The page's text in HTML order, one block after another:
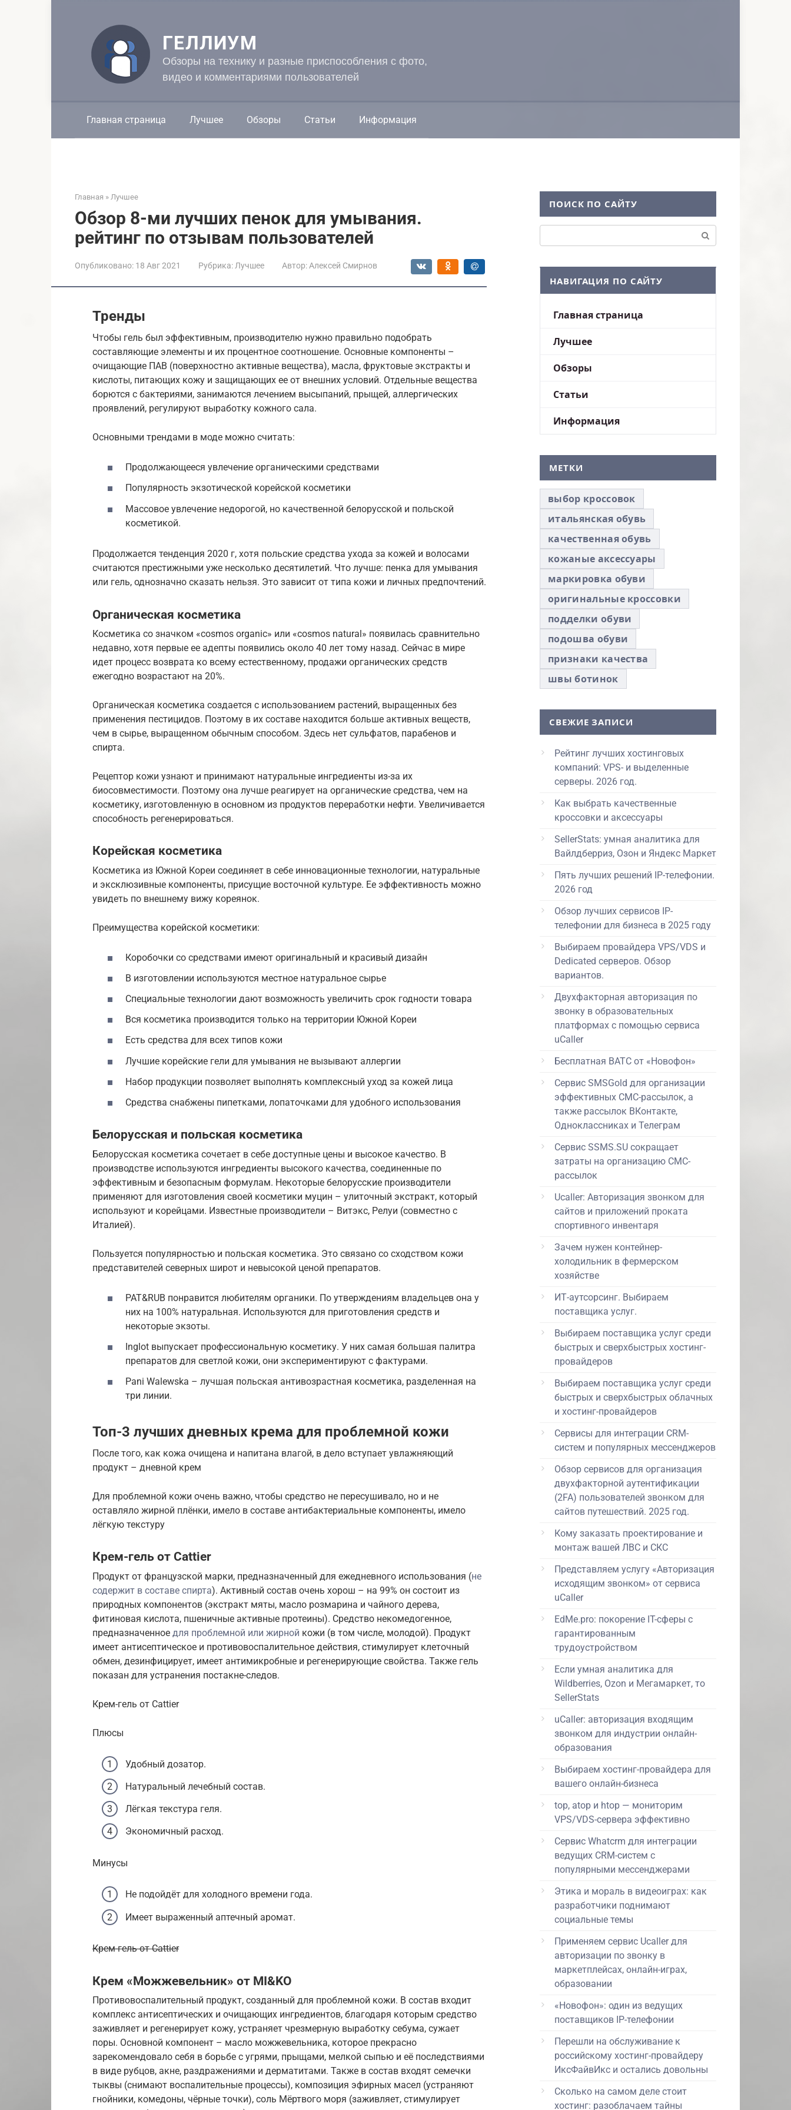
ГЕЛЛИУМ
Обзоры на технику и разные приспособления с фото,
видео и комментариями пользователей
Главная страница Лучшее Обзоры Статьи Информация
Главная » Лучшее
Обзор 8-ми лучших пенок для умывания.
рейтинг по отзывам пользователей
Опубликовано: 18 Авг 2021 Рубрика: Лучшее Автор: Алексей Смирнов
Тренды
Чтобы гель был эффективным, производителю нужно правильно подобрать
составляющие элементы и их процентное соотношение. Основные компоненты –
очищающие ПАВ (поверхностно активные вещества), масла, фруктовые экстракты и
кислоты, питающих кожу и защищающих ее от внешних условий. Отдельные вещества
борются с бактериями, занимаются лечением высыпаний, прыщей, аллергических
проявлений, регулируют выработку кожного сала.
Основными трендами в моде можно считать:
Продолжающееся увлечение органическими средствами
Популярность экзотической корейской косметики
Массовое увлечение недорогой, но качественной белорусской и польской
косметикой.
Продолжается тенденция 2020 г, хотя польские средства ухода за кожей и волосами
считаются престижными уже несколько десятилетий. Что лучше: пенка для умывания
или гель, однозначно сказать нельзя. Это зависит от типа кожи и личных предпочтений.
Органическая косметика
Косметика со значком «cosmos organic» или «cosmos natural» появилась сравнительно
недавно, хотя первые ее адепты появились около 40 лет тому назад. Сейчас в мире
идет процесс возврата ко всему естественному, продажи органических средств
ежегодно возрастают на 20%.
Органическая косметика создается с использованием растений, выращенных без
применения пестицидов. Поэтому в их составе находится больше активных веществ,
чем в сырье, выращенном обычным способом. Здесь нет сульфатов, парабенов и
спирта.
Рецептор кожи узнают и принимают натуральные ингредиенты из-за их
биосовместимости. Поэтому она лучше реагирует на органические средства, чем на
косметику, изготовленную в основном из продуктов переработки нефти. Увеличивается
способность регенерироваться.
Корейская косметика
Косметика из Южной Кореи соединяет в себе инновационные технологии, натуральные
и эксклюзивные компоненты, присущие восточной культуре. Ее эффективность можно
увидеть по внешнему вижу кореянок.
Преимущества корейской косметики:
Коробочки со средствами имеют оригинальный и красивый дизайн
В изготовлении используются местное натуральное сырье
Специальные технологии дают возможность увеличить срок годности товара
Вся косметика производится только на территории Южной Кореи
Есть средства для всех типов кожи
Лучшие корейские гели для умывания не вызывают аллергии
Набор продукции позволяет выполнять комплексный уход за кожей лица
Средства снабжены пипетками, лопаточками для удобного использования
Белорусская и польская косметика
Белорусская косметика сочетает в себе доступные цены и высокое качество. В
производстве используются ингредиенты высокого качества, соединенные по
эффективным и безопасным формулам. Некоторые белорусские производители
применяют для изготовления своей косметики муцин – улиточный экстракт, который
используют и корейцами. Известные производители – Витэкс, Релуи (совместно с
Италией).
Пользуется популярностью и польская косметика. Это связано со сходством кожи
представителей северных широт и невысокой ценой препаратов.
PAT&RUB понравится любителям органики. По утверждениям владельцев она у
них на 100% натуральная. Используются для приготовления средств и
некоторые экзоты.
Inglot выпускает профессиональную косметику. У них самая большая палитра
препаратов для светлой кожи, они экспериментируют с фактурами.
Pani Walewska – лучшая польская антивозрастная косметика, разделенная на
три линии.
Топ-3 лучших дневных крема для проблемной кожи
После того, как кожа очищена и напитана влагой, в дело вступает увлажняющий
продукт – дневной крем
Для проблемной кожи очень важно, чтобы средство не пересушивало, но и не
оставляло жирной плёнки, имело в составе антибактериальные компоненты, имело
лёгкую текстуру
Крем-гель от Cattier
Продукт от французской марки, предназначенный для ежедневного использования (не
содержит в составе спирта). Активный состав очень хорош – на 99% он состоит из
природных компонентов (экстракт мяты, масло розмарина и чайного дерева,
фитиновая кислота, пшеничные активные протеины). Средство некомедогенное,
предназначенное для проблемной или жирной кожи (в том числе, молодой). Продукт
имеет антисептическое и противовоспалительное действия, стимулирует клеточный
обмен, дезинфицирует, имеет антимикробные и регенерирующие свойства. Также гель
показан для устранения постакне-следов.
Крем-гель от Cattier
Плюсы
Удобный дозатор.
Натуральный лечебный состав.
Лёгкая текстура геля.
Экономичный расход.
Минусы
Не подойдёт для холодного времени года.
Имеет выраженный аптечный аромат.
Крем-гель от Cattier
Крем «Можжевельник» от MI&KO
Противовоспалительный продукт, созданный для проблемной кожи. В состав входит
комплекс антисептических и очищающих ингредиентов, благодаря которым средство
заживляет и регенерирует кожу, устраняет чрезмерную выработку себума, сужает
поры. Основной компонент – масло можжевельника, которое прекрасно
зарекомендовало себя в борьбе с угрями, прыщами, мелкой сыпью и её последствиями
в виде рубцов, акне, раздражениями и дерматитами. Также в состав входят семечки
тыквы (снимают воспалительные процессы), композиция эфирных масел (устраняют
гнойники, комедоны, чёрные точки), соль Мёртвого моря (заживляет, стимулирует
ПОИСК ПО САЙТУ
НАВИГАЦИЯ ПО САЙТУ
Главная страница
Лучшее
Обзоры
Статьи
Информация
МЕТКИ
выбор кроссовок
итальянская обувь
качественная обувь
кожаные аксессуары
маркировка обуви
оригинальные кроссовки
подделки обуви
подошва обуви
признаки качества
швы ботинок
СВЕЖИЕ ЗАПИСИ
Рейтинг лучших хостинговых
компаний: VPS- и выделенные
серверы. 2026 год.
Как выбрать качественные
кроссовки и аксессуары
SellerStats: умная аналитика для
Вайлдберриз, Озон и Яндекс Маркет
Пять лучших решений IP-телефонии.
2026 год
Обзор лучших сервисов IP-
телефонии для бизнеса в 2025 году
Выбираем провайдера VPS/VDS и
Dedicated серверов. Обзор
вариантов.
Двухфакторная авторизация по
звонку в образовательных
платформах с помощью сервиса
uCaller
Бесплатная ВАТС от «Новофон»
Сервис SMSGold для организации
эффективных СМС-рассылок, а
также рассылок ВКонтакте,
Одноклассниках и Телеграм
Сервис SSMS.SU сокращает
затраты на организацию СМС-
рассылок
Ucaller: Авторизация звонком для
сайтов и приложений проката
спортивного инвентаря
Зачем нужен контейнер-
холодильник в фермерском
хозяйстве
ИТ-аутсорсинг. Выбираем
поставщика услуг.
Выбираем поставщика услуг среди
быстрых и сверхбыстрых хостинг-
провайдеров
Выбираем поставщика услуг среди
быстрых и сверхбыстрых облачных
и хостинг-провайдеров
Сервисы для интеграции CRM-
систем и популярных мессенджеров
Обзор сервисов для организация
двухфакторной аутентификации
(2FA) пользователей звонком для
сайтов путешествий. 2025 год.
Кому заказать проектирование и
монтаж вашей ЛВС и СКС
Представляем услугу «Авторизация
исходящим звонком» от сервиса
uCaller
EdMe.pro: покорение IT-сферы с
гарантированным
трудоустройством
Если умная аналитика для
Wildberries, Ozon и Мегамаркет, то
SellerStats
uCaller: авторизация входящим
звонком для индустрии онлайн-
образования
Выбираем хостинг-провайдера для
вашего онлайн-бизнеса
top, atop и htop — мониторим
VPS/VDS-сервера эффективно
Сервис Whatcrm для интеграции
ведущих CRM-систем с
популярными мессенджерами
Этика и мораль в видеоиграх: как
разработчики поднимают
социальные темы
Применяем сервис Ucaller для
авторизации по звонку в
маркетплейсах, онлайн-играх,
образовании
«Новофон»: один из ведущих
поставщиков IP-телефонии
Перешли на обслуживание к
российскому хостинг-провайдеру
ИксФайвИкс и остались довольны
Сколько на самом деле стоит
хостинг: разоблачаем тайны